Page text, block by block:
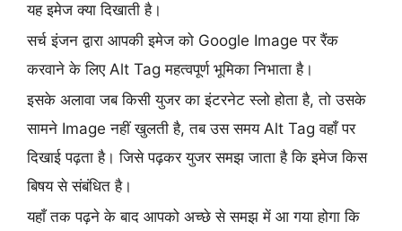
यह इमेज क्या दिखाती है।
सर्च इंजन द्वारा आपकी इमेज को Google Image पर रैंक
करवाने के लिए Alt Tag महत्वपूर्ण भूमिका निभाता है।
इसके अलावा जब किसी युजर का इंटरनेट स्लो होता है, तो उसके
सामने Image नहीं खुलती है, तब उस समय Alt Tag वहाँ पर
दिखाई पढ़ता है। जिसे पढ़कर युजर समझ जाता है कि इमेज किस
बिषय से संबंधित है।
यहाँ तक पढ़ने के बाद आपको अच्छे से समझ में आ गया होगा कि